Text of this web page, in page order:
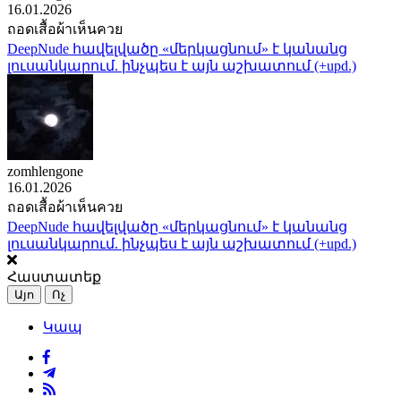
16.01.2026
ถอดเสื้อผ้าเห็นควย
DeepNude հավելվածը «մերկացնում» է կանանց
լուսանկարում. ինչպես է այն աշխատում (+upd.)
zomhlengone
16.01.2026
ถอดเสื้อผ้าเห็นควย
DeepNude հավելվածը «մերկացնում» է կանանց
լուսանկարում. ինչպես է այն աշխատում (+upd.)
Հաստատեք
Այո Ոչ
Կապ